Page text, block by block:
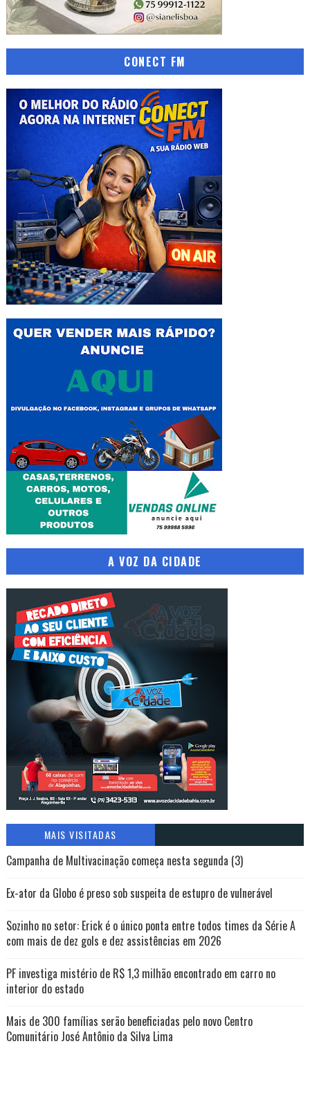
CONECT FM
A VOZ DA CIDADE
MAIS VISITADAS
Campanha de Multivacinação começa nesta segunda (3)
Ex-ator da Globo é preso sob suspeita de estupro de vulnerável
Sozinho no setor: Erick é o único ponta entre todos times da Série A
com mais de dez gols e dez assistências em 2026
PF investiga mistério de R$ 1,3 milhão encontrado em carro no
interior do estado
Mais de 300 famílias serão beneficiadas pelo novo Centro
Comunitário José Antônio da Silva Lima